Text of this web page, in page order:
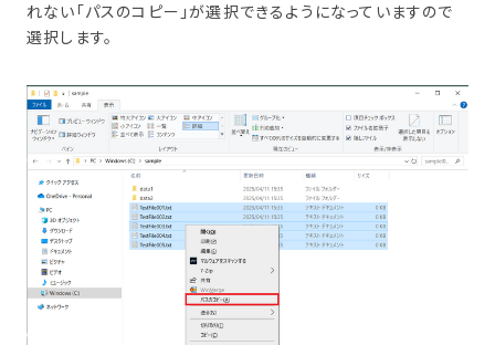
れない「パスのコピー」が選択できるようになっていますので
選択します。